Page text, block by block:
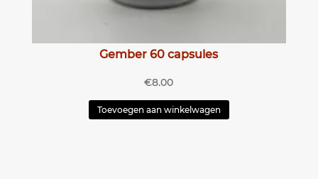
Gember 60 capsules
€8.00
Toevoegen aan winkelwagen